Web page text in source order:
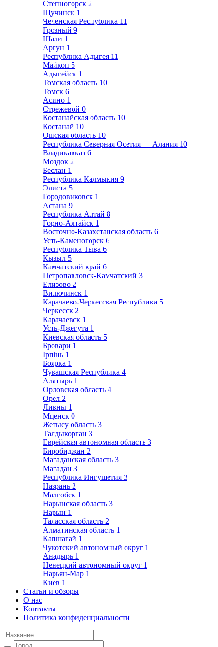
Степногорск 2
Щучинск 1
Чеченская Республика 11
Грозный 9
Шали 1
Аргун 1
Республика Адыгея 11
Майкоп 5
Адыгейск 1
Томская область 10
Томск 6
Асино 1
Стрежевой 0
Костанайская область 10
Костанай 10
Ошская область 10
Республика Северная Осетия — Алания 10
Владикавказ 6
Моздок 2
Беслан 1
Республика Калмыкия 9
Элиста 5
Городовиковск 1
Астана 9
Республика Алтай 8
Горно-Алтайск 1
Восточно-Казахстанская область 6
Усть-Каменогорск 6
Республика Тыва 6
Кызыл 5
Камчатский край 6
Петропавловск-Камчатский 3
Елизово 2
Вилючинск 1
Карачаево-Черкесская Республика 5
Черкесск 2
Карачаевск 1
Усть-Джегута 1
Киевская область 5
Бровари 1
Ірпінь 1
Боярка 1
Чувашская Республика 4
Алатырь 1
Орловская область 4
Орел 2
Ливны 1
Мценск 0
Жетысу область 3
Талдыкорган 3
Еврейская автономная область 3
Биробиджан 2
Магаданская область 3
Магадан 3
Республика Ингушетия 3
Назрань 2
Малгобек 1
Нарынская область 3
Нарын 1
Таласская область 2
Алматинская область 1
Капшагай 1
Чукотский автономный округ 1
Анадырь 1
Ненецкий автономный округ 1
Нарьян-Мар 1
Киев 1
Статьи и обзоры
О нас
Контакты
Политика конфиденциальности